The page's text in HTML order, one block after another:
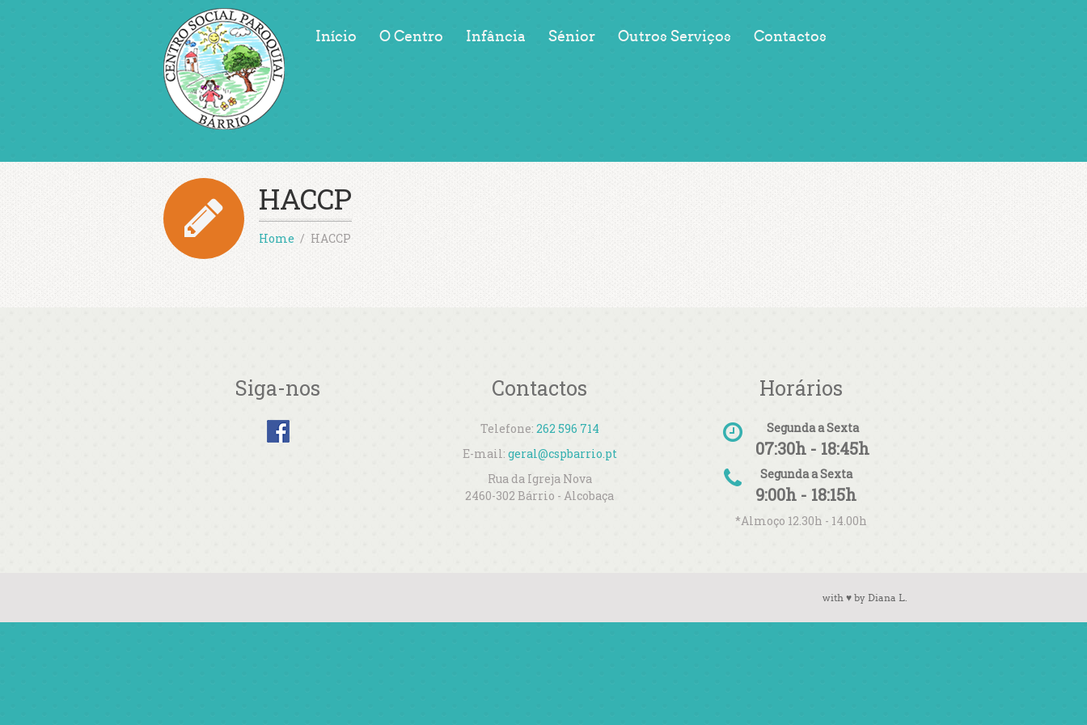
Início O Centro Infância Sénior Outros Serviços Contactos
HACCP
Home HACCP
Siga-nos Contactos
Telefone: 262 596 714
E-mail: geral@cspbarrio.pt
Rua da Igreja Nova
2460-302 Bárrio - Alcobaça
Horários
Segunda a Sexta
07:30h - 18:45h
Segunda a Sexta
9:00h - 18:15h
*Almoço 12.30h - 14.00h
with ♥ by Diana L.